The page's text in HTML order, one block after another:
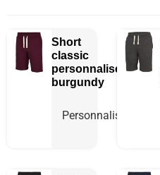
Short
classic
personnalisé
burgundy
Personnaliser